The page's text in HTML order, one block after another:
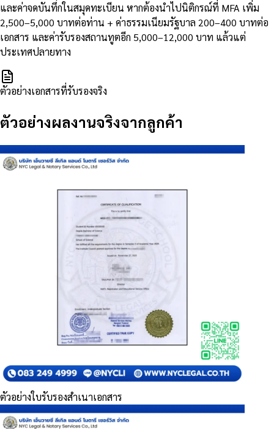
และค่าจดบันทึกในสมุดทะเบียน หากต้องนำไปนิติกรณ์ที่ MFA เพิ่ม
2,500–5,000 บาทต่อท่าน + ค่าธรรมเนียมรัฐบาล 200–400 บาทต่อ
เอกสาร และค่ารับรองสถานทูตอีก 5,000–12,000 บาท แล้วแต่
ประเทศปลายทาง
ตัวอย่างเอกสารที่รับรองจริง
ตัวอย่างผลงานจริงจากลูกค้า
ตัวอย่างใบรับรองสำเนาเอกสาร